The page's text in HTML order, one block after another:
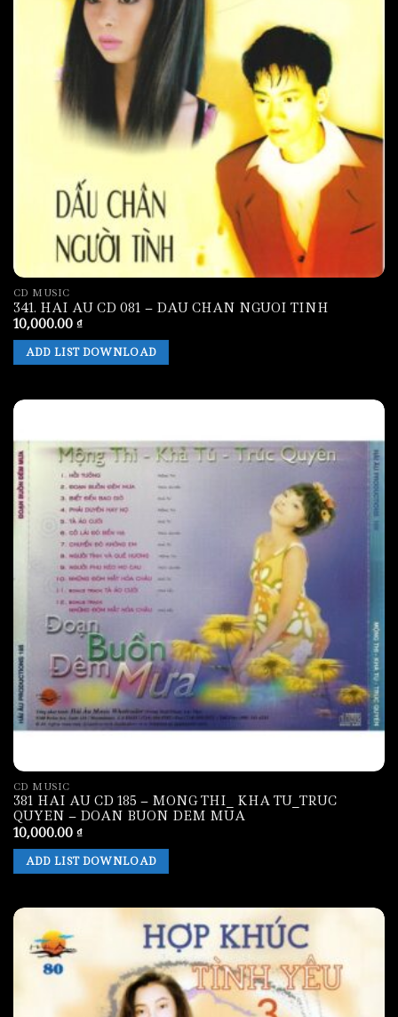
CD MUSIC
341. HAI AU CD 081 – DAU CHAN NGUOI TINH
10,000.00 ₫
ADD LIST DOWNLOAD
CD MUSIC
381 HAI AU CD 185 – MONG THI_ KHA TU_TRUC
QUYEN – DOAN BUON DEM MUA
10,000.00 ₫
ADD LIST DOWNLOAD